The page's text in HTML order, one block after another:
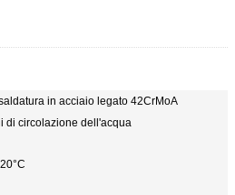
in acciaio legato 42CrMoA
di circolazione dell'acqua